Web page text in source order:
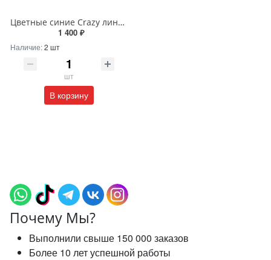
Цветные синие Crazy линзы «Cheshire Cat»
1 400 ₽
Наличие:2 шт
шт
В корзину
Почему Мы?
Выполнили свыше 150 000 заказов
Более 10 лет успешной работы